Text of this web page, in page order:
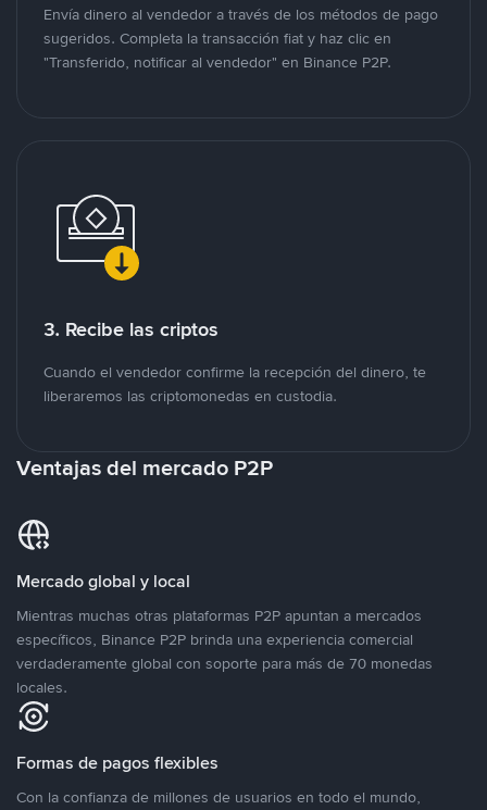
Envía dinero al vendedor a través de los métodos de pago
sugeridos. Completa la transacción fiat y haz clic en
"Transferido, notificar al vendedor" en Binance P2P.
3. Recibe las criptos
Cuando el vendedor confirme la recepción del dinero, te
liberaremos las criptomonedas en custodia.
Ventajas del mercado P2P
Mercado global y local
Mientras muchas otras plataformas P2P apuntan a mercados
específicos, Binance P2P brinda una experiencia comercial
verdaderamente global con soporte para más de 70 monedas
locales.
Formas de pagos flexibles
Con la confianza de millones de usuarios en todo el mundo,